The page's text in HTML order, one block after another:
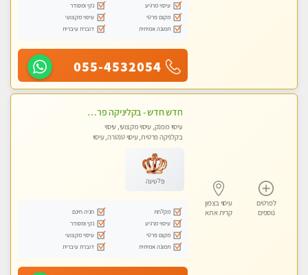
עיסוי מרגיע
נקי ומסודר
מקום פרטי
עיסוי מקצועי
תמונה אמיתית
דוברת עיברית
055-4532054
לפרטים
נוספים
עיסוי בצפון
קרית אתא
חדש חדש - בקליניקה פרטית בחיפה עיסוי לחידוש אנרגיות עיסוי חלומי מומלץ מאוד !
עיסוי מפנק, עיסוי מקצועי, עיסוי
בקלניקה פרטית, עיסוי טנטרה, עיסוי
פלטינה
מקלחת
חניה חינם
עיסוי מרגיע
נקי ומסודר
מקום פרטי
עיסוי מקצועי
תמונה אמיתית
דוברת עיברית